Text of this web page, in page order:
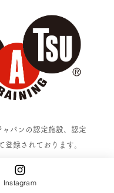
ャパンの認定施設、認定
登録されております。
HOME
Instagram